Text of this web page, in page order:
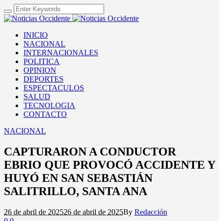
INICIO
NACIONAL
INTERNACIONALES
POLITICA
OPINION
DEPORTES
ESPECTACULOS
SALUD
TECNOLOGIA
CONTACTO
NACIONAL
CAPTURARON A CONDUCTOR
EBRIO QUE PROVOCÓ ACCIDENTE Y
HUYÓ EN SAN SEBASTIÁN
SALITRILLO, SANTA ANA
26 de abril de 202526 de abril de 2025By Redacción